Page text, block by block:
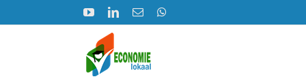
YouTubeLinkedIn
E-
mail